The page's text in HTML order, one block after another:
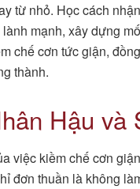
từ nhỏ. Học cách
mạnh, xây dựng
chế cơn tức giận,
thành.
Hậu và
việc kiềm chế cơn
đơn thuần là không